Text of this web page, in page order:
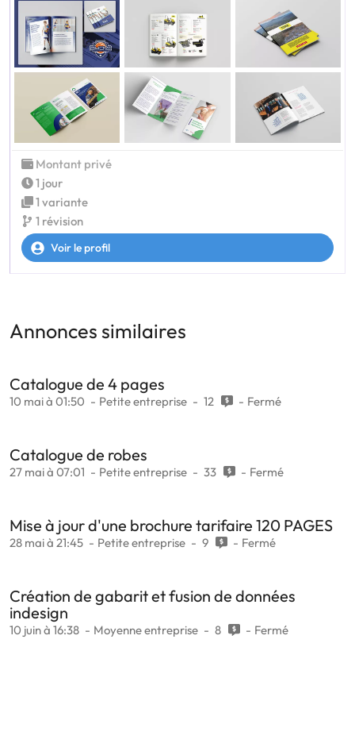
Montant privé
1 jour
1 variante
1 révision
Voir le profil
Annonces similaires
Catalogue de 4 pages
10 mai à 01:50 Petite entreprise 12 Fermé
Catalogue de robes
27 mai à 07:01 Petite entreprise 33 Fermé
Mise à jour d'une brochure tarifaire 120 PAGES
28 mai à 21:45 Petite entreprise 9 Fermé
Création de gabarit et fusion de données
indesign
10 juin à 16:38 Moyenne entreprise 8 Fermé